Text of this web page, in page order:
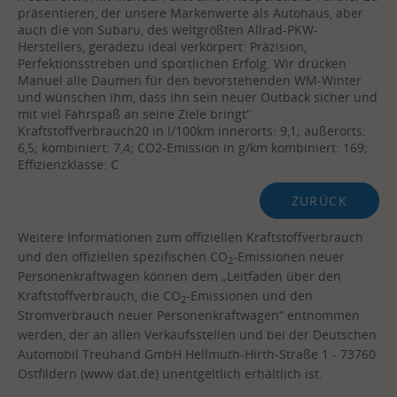
präsentieren, der unsere Markenwerte als Autohaus, aber
auch die von Subaru, des weltgrößten Allrad-PKW-
Herstellers, geradezu ideal verkörpert: Präzision,
Perfektionsstreben und sportlichen Erfolg. Wir drücken
Manuel alle Daumen für den bevorstehenden WM-Winter
und wünschen ihm, dass ihn sein neuer Outback sicher und
mit viel Fahrspaß an seine Ziele bringt“
Kraftstoffverbrauch20 in l/100km innerorts: 9,1; außerorts:
6,5; kombiniert: 7,4; CO2-Emission in g/km kombiniert: 169;
Effizienzklasse: C
ZURÜCK
Weitere Informationen zum offiziellen Kraftstoffverbrauch
und den offiziellen spezifischen CO2-Emissionen neuer
Personenkraftwagen können dem „Leitfaden über den
Kraftstoffverbrauch, die CO2-Emissionen und den
Stromverbrauch neuer Personenkraftwagen“ entnommen
werden, der an allen Verkaufsstellen und bei der Deutschen
Automobil Treuhand GmbH Hellmuth-Hirth-Straße 1 - 73760
Ostfildern (www.dat.de) unentgeltlich erhältlich ist.